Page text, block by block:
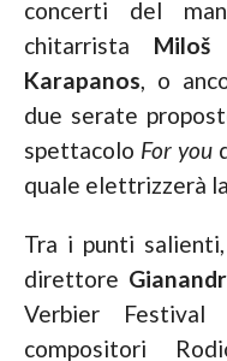
concerti del
chitarrista Miloš
Karapanos, o
due serate
spettacolo For you
quale elettrizzerà
Tra i punti
direttore
Verbier
compositori